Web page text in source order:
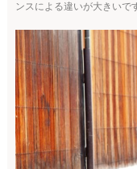
ンスによる違いが大きいで